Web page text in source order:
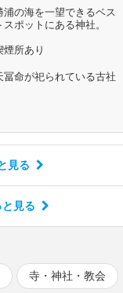
浦の海を一望できるベス
スポットにある神社。
煙所あり
冨命が祀られている古社
見る
見る
寺・神社・教会